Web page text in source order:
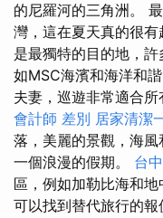
的尼羅河的三角洲。
灣，這在夏天真的很有
是最獨特的目的地，
如MSC海濱和海洋和諧
夫妻，巡遊非常適合
會計師 差別 居家清潔
落，美麗的景觀，海
一個浪漫的假期。 台
區，例如加勒比海和
可以找到替代旅行的